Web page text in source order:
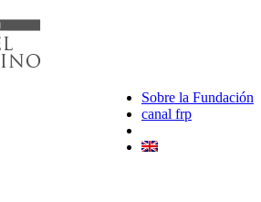
Sobre la Fundación
canal frp